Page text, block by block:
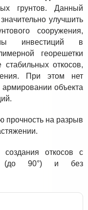
грунтов. Данный
улучшить
сооружения,
инвестиций в
георешетки
откосов,
При этом нет
объекта
прочность на разрыв
откосов с
(до 90°) и без